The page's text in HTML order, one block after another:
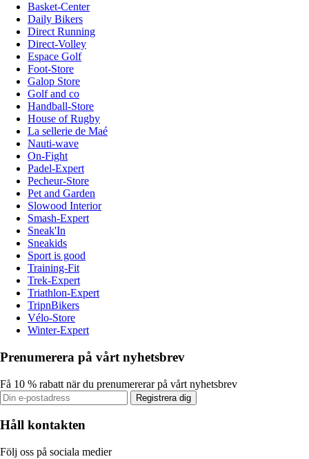
Basket-Center
Daily Bikers
Direct Running
Direct-Volley
Espace Golf
Foot-Store
Galop Store
Golf and co
Handball-Store
House of Rugby
La sellerie de Maé
Nauti-wave
On-Fight
Padel-Expert
Pecheur-Store
Pet and Garden
Slowood Interior
Smash-Expert
Sneak'In
Sneakids
Sport is good
Training-Fit
Trek-Expert
Triathlon-Expert
TripnBikers
Vélo-Store
Winter-Expert
Prenumerera på vårt nyhetsbrev
Få 10 % rabatt när du prenumererar på vårt nyhetsbrev
Registrera dig
Håll kontakten
Följ oss på sociala medier